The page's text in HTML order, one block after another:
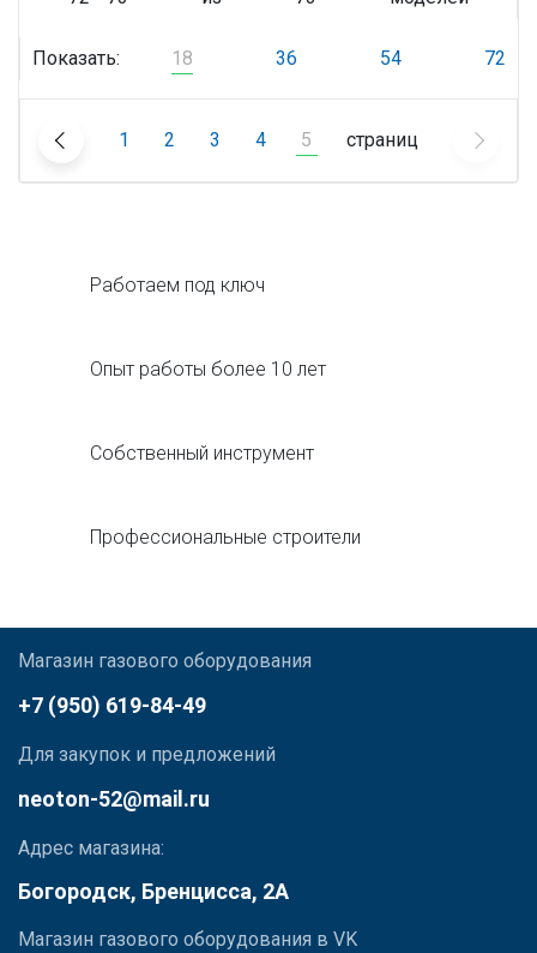
Показать: 18 36 54 72
1 2 3 4 5 страниц
Работаем под ключ
Опыт работы более 10 лет
Собственный инструмент
Профессиональные строители
Магазин газового оборудования
+7 (950) 619-84-49
Для закупок и предложений
neoton-52@mail.ru
Адрес магазина:
Богородск, Бренцисса, 2А
Магазин газового оборудования в VK